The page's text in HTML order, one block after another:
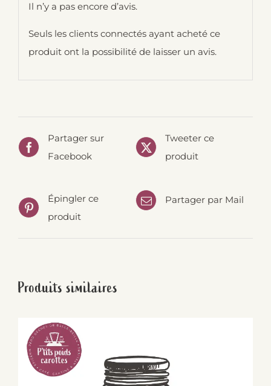
Il n’y a pas encore d’avis.
Seuls les clients connectés ayant acheté ce
produit ont la possibilité de laisser un avis.
Partager sur
Facebook
Tweeter ce
produit
Épingler ce
produit
Partager par Mail
Produits similaires